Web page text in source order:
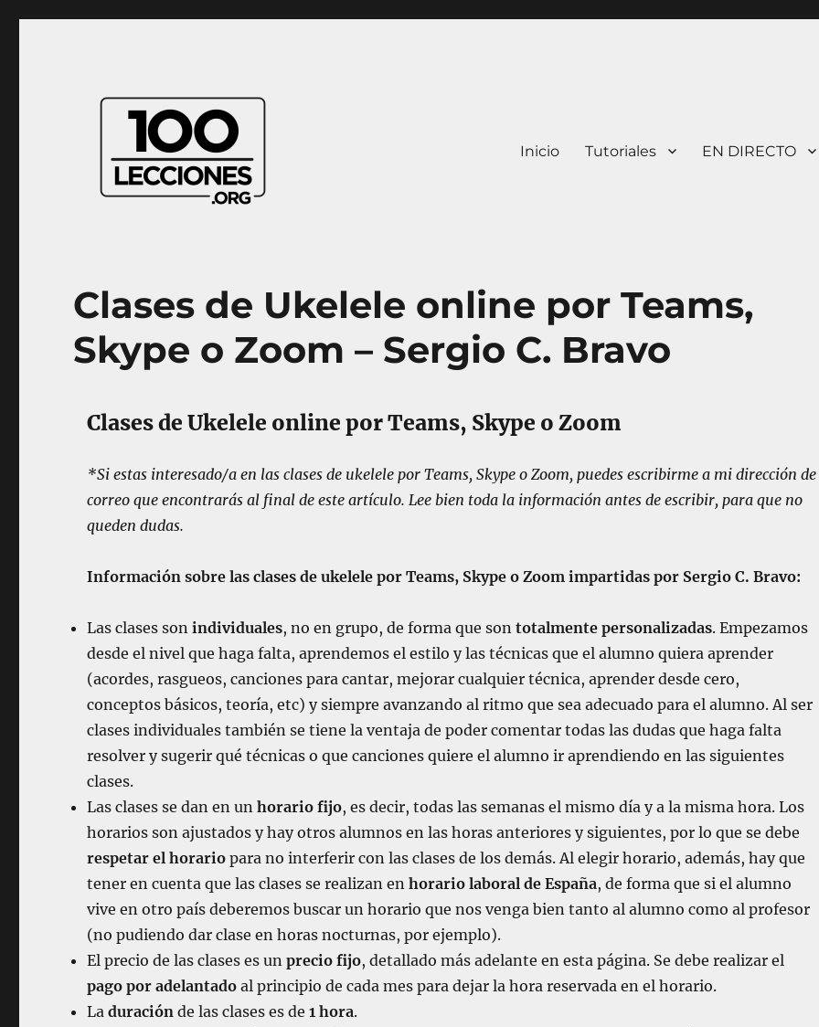
Inicio Tutoriales EN DIRECTO
Clases de Ukelele online por Teams,
Skype o Zoom – Sergio C. Bravo
Clases de Ukelele online por Teams, Skype o Zoom
*Si estas interesado/a en las clases de ukelele por Teams, Skype o Zoom, puedes escribirme a mi dirección de
correo que encontrarás al final de este artículo. Lee bien toda la información antes de escribir, para que no
queden dudas.
Información sobre las clases de ukelele por Teams, Skype o Zoom impartidas por Sergio C. Bravo:
Las clases sonindividuales, no en grupo, de forma que sontotalmente personalizadas. Empezamos
desde el nivel que haga falta, aprendemos el estilo y las técnicas que el alumno quiera aprender
(acordes, rasgueos, canciones para cantar, mejorar cualquier técnica, aprender desde cero,
conceptos básicos, teoría, etc) y siempre avanzando al ritmo que sea adecuado para el alumno. Al ser
clases individuales también se tiene la ventaja de poder comentar todas las dudas que haga falta
resolver y sugerir qué técnicas o que canciones quiere el alumno ir aprendiendo en las siguientes
clases.
Las clases se dan en unhorario fijo, es decir, todas las semanas el mismo día y a la misma hora. Los
horarios son ajustados y hay otros alumnos en las horas anteriores y siguientes, por lo que se debe
respetar el horario para no interferir con las clases de los demás. Al elegir horario, además, hay que
tener en cuenta que las clases se realizan enhorario laboral de España, de forma que si el alumno
vive en otro país deberemos buscar un horario que nos venga bien tanto al alumno como al profesor
(no pudiendo dar clase en horas nocturnas, por ejemplo).
El precio de las clases es unprecio fijo, detallado más adelante en esta página. Se debe realizar el
pago por adelantado al principio de cada mes para dejar la hora reservada en el horario.
Laduración de las clases es de1 hora.